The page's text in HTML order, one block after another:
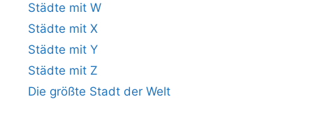
Städte mit W
Städte mit X
Städte mit Y
Städte mit Z
Die größte Stadt der Welt